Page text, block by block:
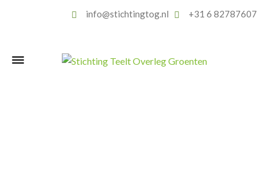
info@stichtingtog.nl +31 6 82787607